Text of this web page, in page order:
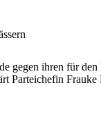
gegen ihren für
Parteichefin